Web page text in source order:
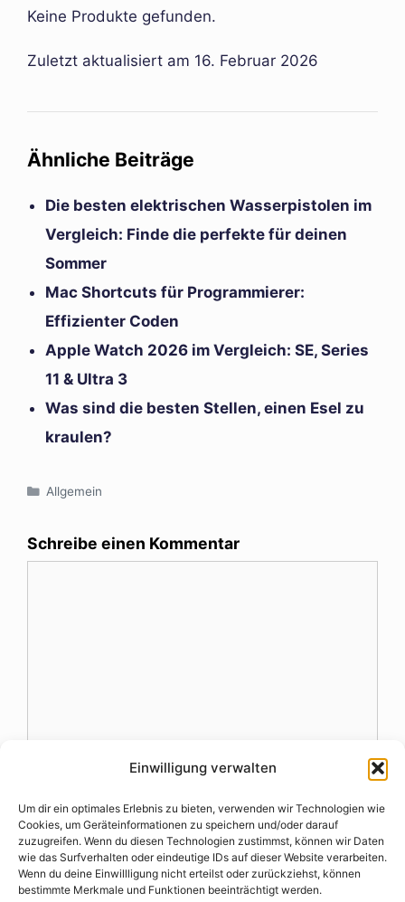
Einwilligung verwalten
Um dir ein optimales Erlebnis zu bieten, verwenden wir Technologien wie
Cookies, um Geräteinformationen zu speichern und/oder darauf
zuzugreifen. Wenn du diesen Technologien zustimmst, können wir Daten
wie das Surfverhalten oder eindeutige IDs auf dieser Website verarbeiten.
Wenn du deine Einwillligung nicht erteilst oder zurückziehst, können
bestimmte Merkmale und Funktionen beeinträchtigt werden.
Keine Produkte gefunden.
Zuletzt aktualisiert am 16. Februar 2026
Ähnliche Beiträge
Die besten elektrischen Wasserpistolen im
Vergleich: Finde die perfekte für deinen
Sommer
Mac Shortcuts für Programmierer:
Effizienter Coden
Apple Watch 2026 im Vergleich: SE, Series
11 & Ultra 3
Was sind die besten Stellen, einen Esel zu
kraulen?
Kategorien
Allgemein
Schreibe einen Kommentar
E-
Mail-
Website